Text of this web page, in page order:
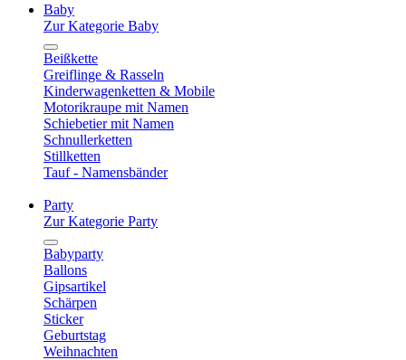
Baby
Zur Kategorie Baby
Beißkette
Greiflinge & Rasseln
Kinderwagenketten & Mobile
Motorikraupe mit Namen
Schiebetier mit Namen
Schnullerketten
Stillketten
Tauf - Namensbänder
Party
Zur Kategorie Party
Babyparty
Ballons
Gipsartikel
Schärpen
Sticker
Geburtstag
Weihnachten